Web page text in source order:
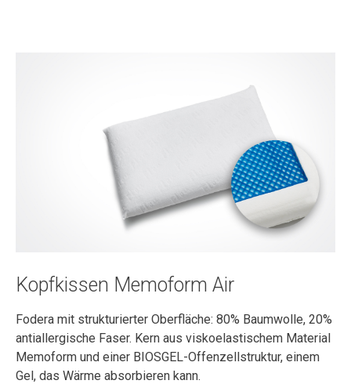
Kopfkissen Memoform Air
Fodera mit strukturierter Oberfläche: 80% Baumwolle, 20%
antiallergische Faser. Kern aus viskoelastischem Material
Memoform und einer BIOSGEL-Offenzellstruktur, einem
Gel, das Wärme absorbieren kann.